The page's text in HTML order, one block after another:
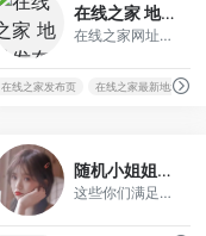
在线之家 地址发布页，收藏我回家不迷路！
在线之家网址发布页,在线之家最新地址,在线之家网址多少
在线之家发布页 在线之家最新地址
随机小姐姐视频
这些你们满足了吧？